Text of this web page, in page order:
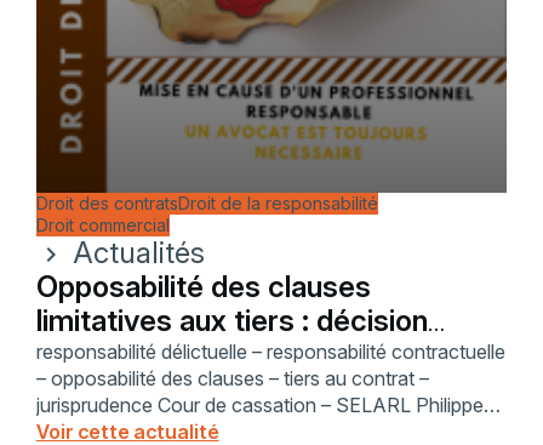
Droit des contratsDroit de la responsabilité
Droit commercial
chevron_right
Actualités
Opposabilité des clauses
limitatives aux tiers : décision
Cass. Com. 3 juill. 2024
responsabilité délictuelle – responsabilité contractuelle
– opposabilité des clauses – tiers au contrat –
jurisprudence Cour de cassation – SELARL Philippe
Gonet – avocat Saint-Nazaire – litige commercial –
Voir cette actualité